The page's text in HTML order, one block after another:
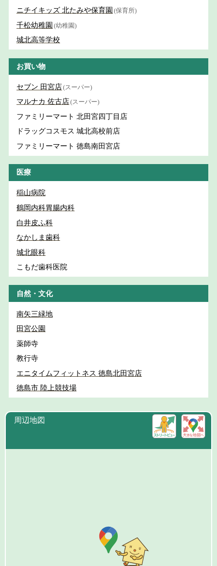
ニチイキッズ 北たみや保育園 (保育所)
千松幼稚園 (幼稚園)
城北高等学校
お買い物
セブン 田宮店(スーパー)
マルナカ 佐古店(スーパー)
ファミリーマート 北田宮四丁目店
ドラッグコスモス 城北高校前店
ファミリーマート 徳島南田宮店
医療
稲山病院
鶴岡内科胃腸内科
白井皮ふ科
なかしま歯科
城北眼科
こもだ歯科医院
自然・文化
南矢三緑地
田宮公園
薬師寺
教行寺
エニタイムフィットネス 徳島北田宮店
徳島市 陸上競技場
周辺地図